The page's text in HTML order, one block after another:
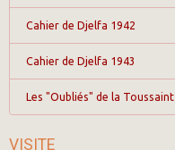
Cahier de Djelfa 1942
Cahier de Djelfa 1943
Les "Oubliés" de la Toussaint
VISITE